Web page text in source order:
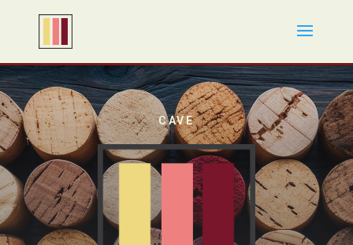
CAVE